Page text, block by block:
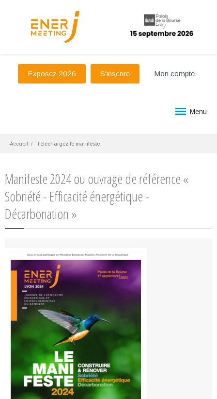
Exposez 2026 S'inscrire Mon compte
Menu
Accueil Téléchargez le manifeste
Manifeste 2024 ou ouvrage de référence «
Sobriété - Efficacité énergétique -
Décarbonation »